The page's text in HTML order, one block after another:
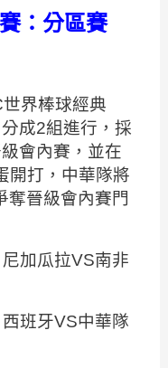
：分區賽
界棒球經典
成2組進行，採
會內賽，並在
開打，中華隊將
奪晉級會內賽門
加瓜拉VS南非
班牙VS中華隊